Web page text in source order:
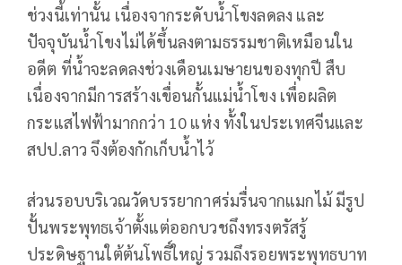
ช่วงนี้เท่านั้น เนื่องจากระดับน้ำโขงลดลง และ
ปัจจุบันน้ำโขงไม่ได้ขึ้นลงตามธรรมชาติเหมือนใน
อดีต ที่น้ำจะลดลงช่วงเดือนเมษายนของทุกปี สืบ
เนื่องจากมีการสร้างเขื่อนกั้นแม่น้ำโขง เพื่อผลิต
กระแสไฟฟ้ามากกว่า 10 แห่ง ทั้งในประเทศจีนและ
สปป.ลาว จึงต้องกักเก็บน้ำไว้
ส่วนรอบบริเวณวัดบรรยากาศร่มรื่นจากแมกไม้ มีรูป
ปั้นพระพุทธเจ้าตั้งแต่ออกบวชถึงทรงตรัสรู้
ประดิษฐานใต้ต้นโพธิ์ใหญ่ รวมถึงรอยพระพุทธบาท